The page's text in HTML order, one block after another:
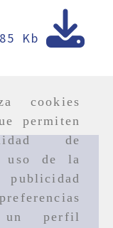
cookies
permiten
de
uso de la
perfil
Kb